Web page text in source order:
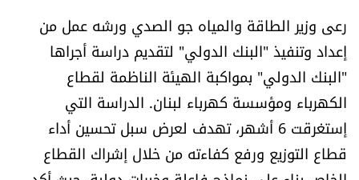
كتّابنا
تحت المجهر
آراء
رعى وزير الطاقة والمياه جو الصدي ورشه عمل من
إعداد وتنفيذ "البنك الدولي" لتقديم دراسة أجراها
"البنك الدولي" بمواكبة الهيئة الناظمة لقطاع
الكهرباء ومؤسسة كهرباء لبنان. الدراسة التي
إستغرقت 6 أشهر، تهدف لعرض سبل تحسين أداء
قطاع التوزيع ورفع كفاءته من خلال إشراك القطاع